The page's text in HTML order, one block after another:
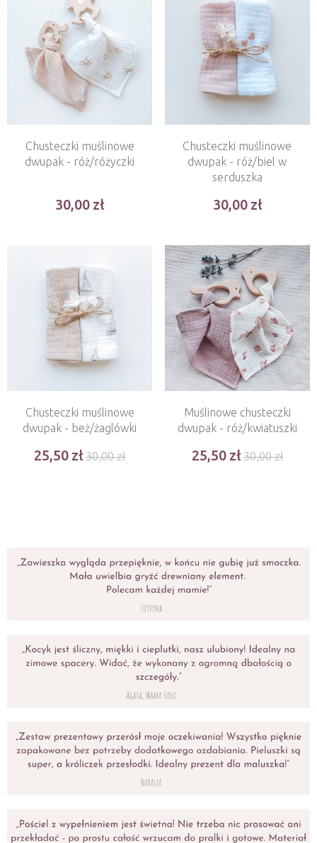
Chusteczki muślinowe
dwupak - róż/różyczki
30,00
Chusteczki muślinowe
dwupak - róż/biel w
serduszka
30,00
Chusteczki muślinowe
dwupak - beż/żaglówki
25,50 30,00 zł
Muślinowe chusteczki
dwupak - róż/kwiatuszki
25,50 30,00 zł